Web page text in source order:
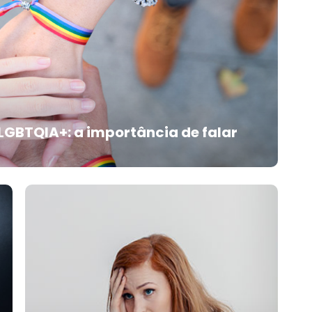
Você sabe o que é sinestesia,
na psicologia?
O que é sinestesia No artigo da salz
Clínica, te explicamos mais sobre
essa condição neurológica Confira
o texto!
Phoebe no país das
Existem muitos transtornos mentais
que afetam crianças, e um deles é
a síndrome de Tourette Conheça
mais neste artigo!
a importância de falar